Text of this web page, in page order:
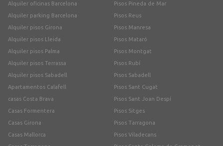
Alquiler oficinas Barcelona
Alquiler parking Barcelona
Alquiler pisos Girona
Alquiler pisos Lleida
Alquiler pisos Palma
Alquiler pisos Terrassa
Alquiler pisos Sabadell
Apartamentos Calafell
casas Costa Brava
Casas Formentera
Casas Girona
Casas Mallorca
Pisos Pineda de Mar
Pisos Reus
Pisos Manresa
Pisos Mataró
Pisos Montgat
Pisos Rubí
Pisos Sabadell
Pisos Sant Cugat
Pisos Sant Joan Despí
Pisos Sitges
Pisos Tarragona
Pisos Viladecans